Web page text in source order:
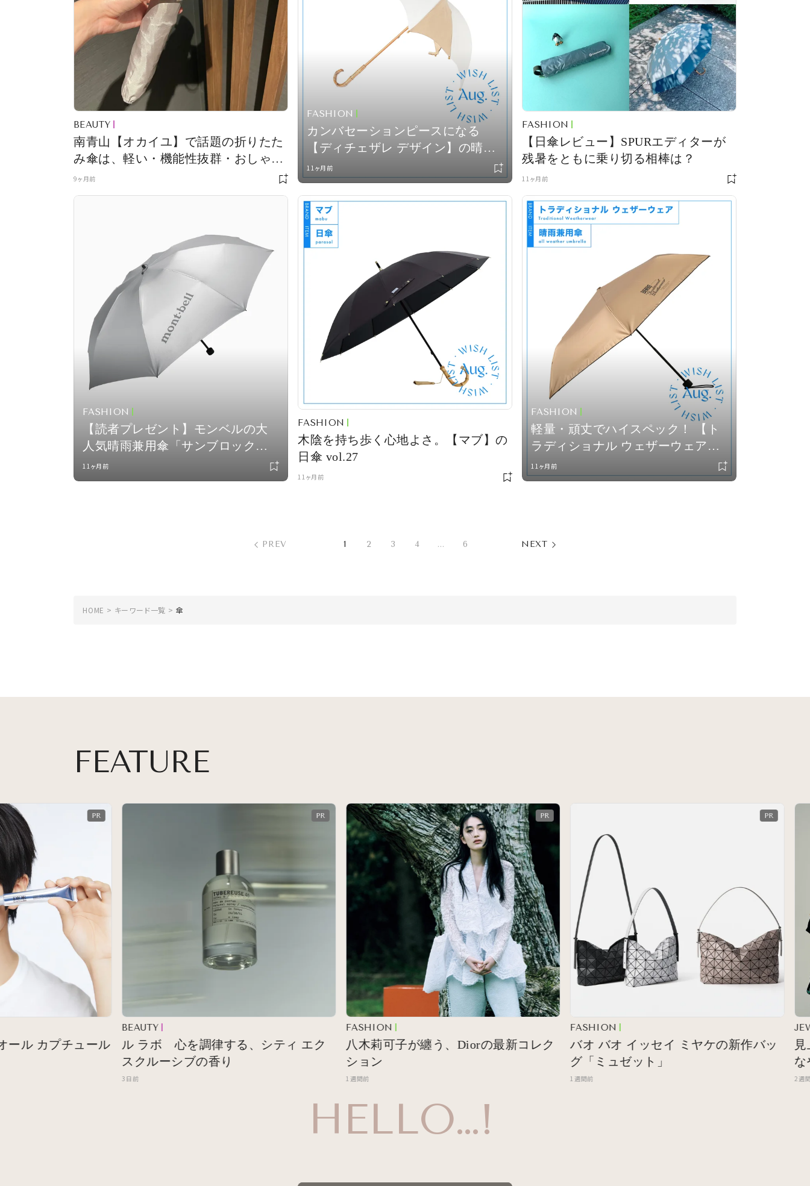
BEAUTY
南青山【オカイユ】で話題の折りたた
み傘は、軽い・機能性抜群・おしゃれ
の三拍子 #深夜のこっそり話 #2319
9ヶ月前
FASHION
カンバセーションピースになる
【ディチェザレ デザイン】の晴雨
兼用傘 vol.30
11ヶ月前
FASHION
【日傘レビュー】SPURエディターが
残暑をともに乗り切る相棒は？
11ヶ月前
FASHION
【読者プレゼント】モンベルの大
人気晴雨兼用傘「サンブロックア
ンブレラ 55」のシルバーを２名様
にプレゼント
11ヶ月前
FASHION
木陰を持ち歩く心地よさ。【マブ】の
日傘 vol.27
11ヶ月前
FASHION
軽量・頑丈でハイスペック！ 【ト
ラディショナル ウェザーウェア】
の晴雨兼用傘 vol.24
11ヶ月前
PREV 1 2 3 4 ... 6 NEXT
HOME キーワード一覧 傘
FEATURE
HELLO…!
カプチュール
BEAUTY
ル ラボ 心を調律する、シティ エク
スクルーシブの香り
FASHION
八木莉可子が纏う、Diorの最新コレク
ション
1週間前
FASHION
バオ バオ イッセイ ミヤケの新作バッ
グ「ミュゼット」
1週間前
見上
なや
2週間前